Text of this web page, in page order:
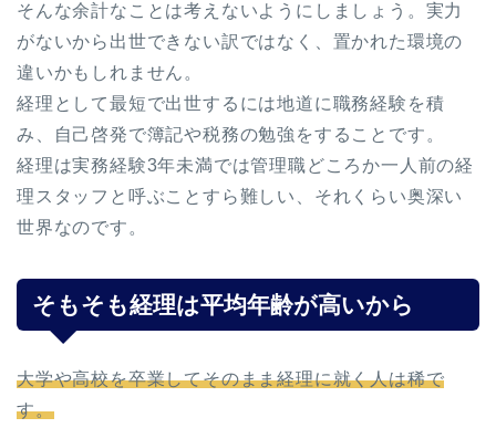
そんな余計なことは考えないようにしましょう。実力
がないから出世できない訳ではなく、置かれた環境の
違いかもしれません。
経理として最短で出世するには地道に職務経験を積
み、自己啓発で簿記や税務の勉強をすることです。
経理は実務経験3年未満では管理職どころか一人前の経
理スタッフと呼ぶことすら難しい、それくらい奥深い
世界なのです。
そもそも経理は平均年齢が高いから
大学や高校を卒業してそのまま経理に就く人は稀で
す。